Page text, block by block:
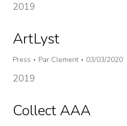
2019
ArtLyst
Press Par Clement 03/03/2020
2019
Collect AAA